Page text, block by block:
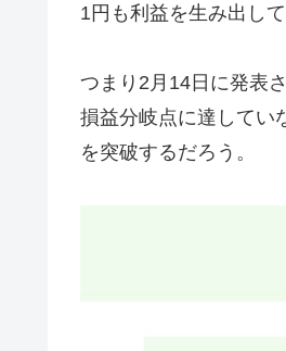
1円も利益を生み出して
つまり2月14日に発表
損益分岐点に達してい
を突破するだろう。